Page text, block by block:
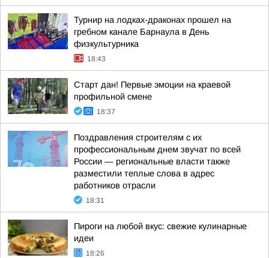
Турнир на лодках-драконах прошел на
гребном канале Барнаула в День
физкультурника
18:43
Старт дан! Первые эмоции на краевой
профильной смене
18:37
Поздравления строителям с их
профессиональным днем звучат по всей
России — региональные власти также
разместили теплые слова в адрес
работников отрасли
18:31
Пироги на любой вкус: свежие кулинарные
идеи
18:26